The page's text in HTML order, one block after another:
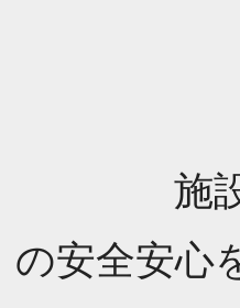
施設で
の安全安心